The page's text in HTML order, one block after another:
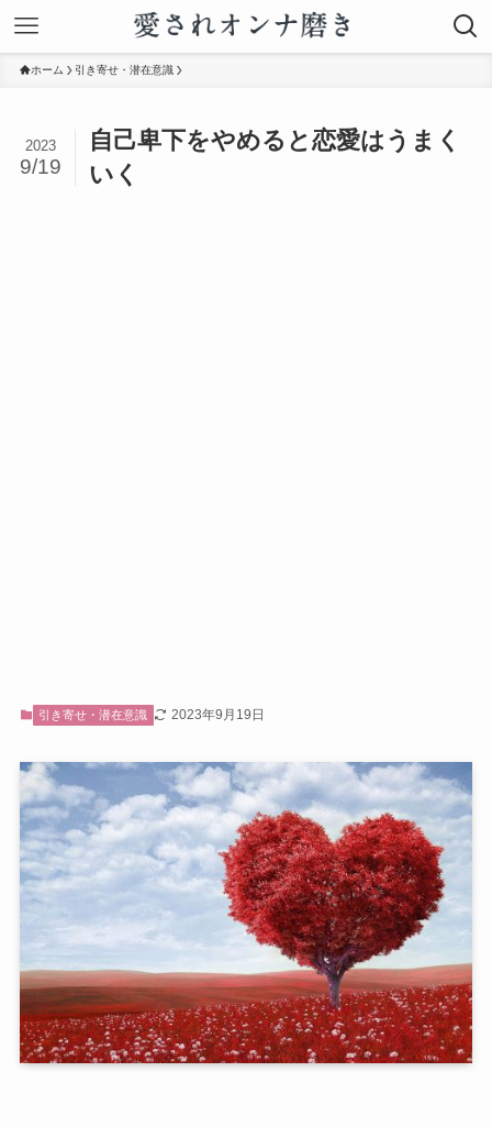
ホーム 引き寄せ・潜在意識
自己卑下をやめると恋愛はうまく
いく
2023
9/19
引き寄せ・潜在意識 2023年9月19日